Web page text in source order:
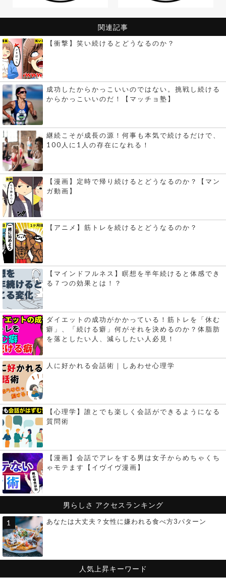
関連記事
【衝撃】笑い続けるとどうなるのか？
成功したからかっこいいのではない。挑戦し続ける
からかっこいいのだ！【マッチョ塾】
継続こそが成長の源！何事も本気で続けるだけで、
100人に1人の存在になれる！
【漫画】定時で帰り続けるとどうなるのか？【マン
ガ動画】
【アニメ】筋トレを続けるとどうなるのか？
【マインドフルネス】瞑想を半年続けると体感でき
る７つの効果とは！？
ダイエットの成功がかかっている！筋トレを「休む
癖」、「続ける癖」何がそれを決めるのか？体脂肪
を落としたい人、減らしたい人必見！
人に好かれる会話術｜しあわせ心理学
【心理学】誰とでも楽しく会話ができるようになる
質問術
【漫画】会話でアレをする男は女子からめちゃくち
ゃモテます【イヴイヴ漫画】
男らしさ アクセスランキング
あなたは大丈夫？女性に嫌われる食べ方3パターン
人気上昇キーワード